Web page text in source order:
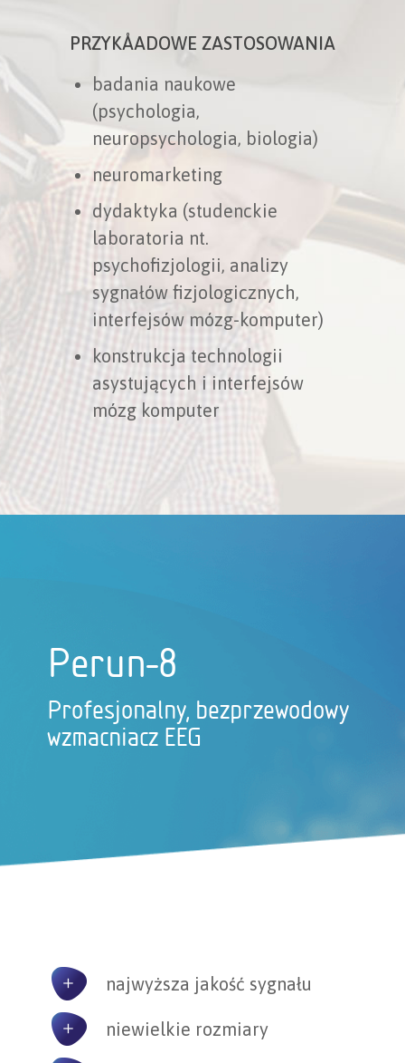
PRZYKÅADOWE ZASTOSOWANIA
badania naukowe
(psychologia,
neuropsychologia, biologia)
neuromarketing
dydaktyka (studenckie
laboratoria nt.
psychofizjologii, analizy
sygnałów fizjologicznych,
interfejsów mózg-komputer)
konstrukcja technologii
asystujących i interfejsów
mózg komputer
Perun-8
Profesjonalny, bezprzewodowy
wzmacniacz EEG
najwyższa jakość sygnału
niewielkie rozmiary